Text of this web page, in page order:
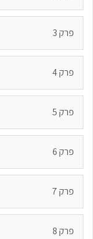
פרק 3
פרק 4
פרק 5
פרק 6
פרק 7
פרק 8